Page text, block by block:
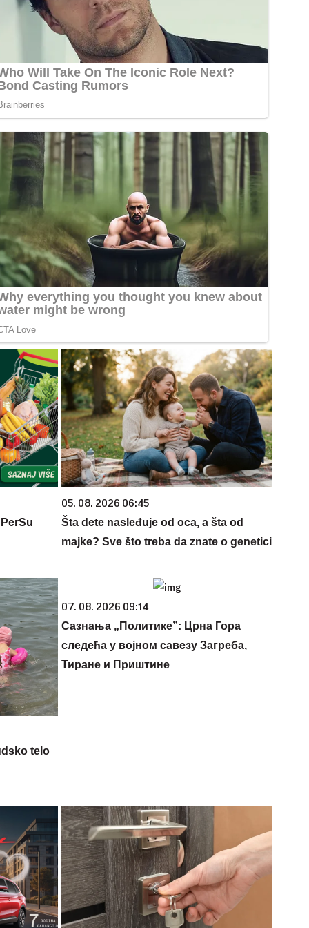
05. 08. 2026 06:45
Šta dete nasleđuje od oca, a šta od
majke? Sve što treba da znate o genetici
telo
07. 08. 2026 09:14
Сазнања „Политике”: Црна Гора
следећа у војном савезу Загреба,
Тиране и Приштине